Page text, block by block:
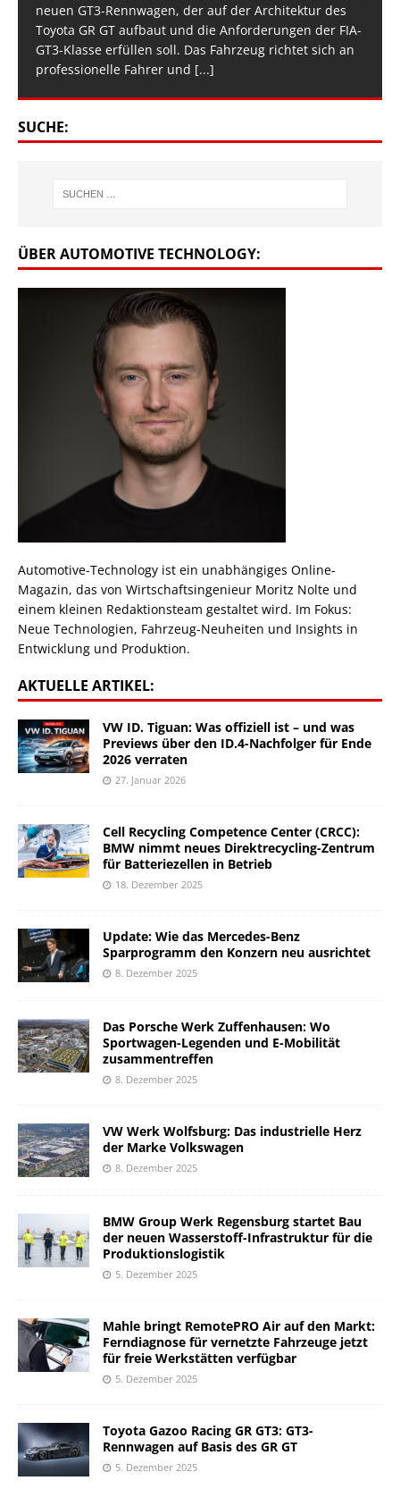
neuen GT3-Rennwagen, der auf der Architektur des
Toyota GR GT aufbaut und die Anforderungen der FIA-
GT3-Klasse erfüllen soll. Das Fahrzeug richtet sich an
professionelle Fahrer und [...]
SUCHE:
ÜBER AUTOMOTIVE TECHNOLOGY:
Automotive-Technology ist ein unabhängiges Online-
Magazin, das von Wirtschaftsingenieur Moritz Nolte und
einem kleinen Redaktionsteam gestaltet wird. Im Fokus:
Neue Technologien, Fahrzeug-Neuheiten und Insights in
Entwicklung und Produktion.
AKTUELLE ARTIKEL:
VW ID. Tiguan: Was offiziell ist – und was
Previews über den ID.4-Nachfolger für Ende
2026 verraten
27. Januar 2026
Cell Recycling Competence Center (CRCC):
BMW nimmt neues Direktrecycling-Zentrum
für Batteriezellen in Betrieb
18. Dezember 2025
Update: Wie das Mercedes-Benz
Sparprogramm den Konzern neu ausrichtet
8. Dezember 2025
Das Porsche Werk Zuffenhausen: Wo
Sportwagen-Legenden und E-Mobilität
zusammentreffen
8. Dezember 2025
VW Werk Wolfsburg: Das industrielle Herz
der Marke Volkswagen
8. Dezember 2025
BMW Group Werk Regensburg startet Bau
der neuen Wasserstoff-Infrastruktur für die
Produktionslogistik
5. Dezember 2025
Mahle bringt RemotePRO Air auf den Markt:
Ferndiagnose für vernetzte Fahrzeuge jetzt
für freie Werkstätten verfügbar
5. Dezember 2025
Toyota Gazoo Racing GR GT3: GT3-
Rennwagen auf Basis des GR GT
5. Dezember 2025